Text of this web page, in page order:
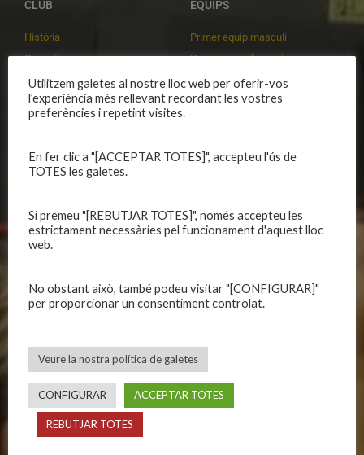
CLUB
Història
Organització
Publicacions
Avís legal
Política de privadesa
Privadesa a les xarxes
EQUIPS
Primer equip masculí
Primer equip femení
Equips masculins
Equips femenins
Patrocinadors
CALENDARIS
Equips federats
Categories inferiors
Partits a casa
INFORMACIONS
Botiga
Intranet
Contacte
SEGUEIX-NOS
Utilitzem galetes al nostre lloc web per oferir-vos
l’experiència més rellevant recordant les vostres
preferències i repetint visites.
En fer clic a "[ACCEPTAR TOTES]", accepteu l'ús de
TOTES les galetes.
Si premeu "[REBUTJAR TOTES]", només accepteu les
estrictament necessàries pel funcionament d'aquest lloc
web.
No obstant això, també podeu visitar "[CONFIGURAR]"
per proporcionar un consentiment controlat.
Veure la nostra política de galetes
CONFIGURAR ACCEPTAR TOTES
REBUTJAR TOTES